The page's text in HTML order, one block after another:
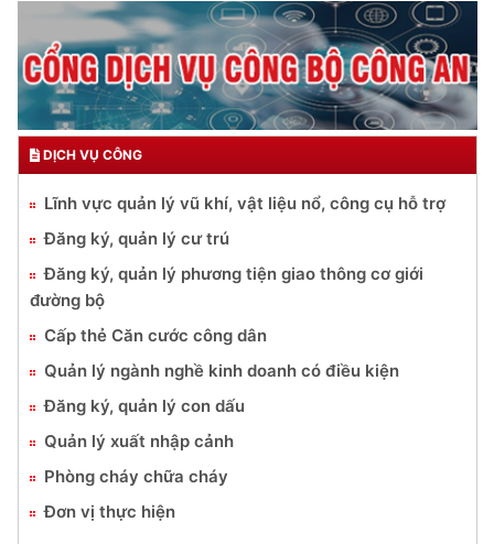
DỊCH VỤ CÔNG
Lĩnh vực quản lý vũ khí, vật liệu nổ, công cụ hỗ trợ
Đăng ký, quản lý cư trú
Đăng ký, quản lý phương tiện giao thông cơ giới
đường bộ
Cấp thẻ Căn cước công dân
Quản lý ngành nghề kinh doanh có điều kiện
Đăng ký, quản lý con dấu
Quản lý xuất nhập cảnh
Phòng cháy chữa cháy
Đơn vị thực hiện